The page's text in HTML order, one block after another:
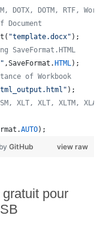
DOTX, DOTM, RTF,
( "template.docx" );
,SaveFormat . HTML);
of Workbook
);
XLT, XLT, XLTM,
.AUTO);
view raw
GitHub
pour